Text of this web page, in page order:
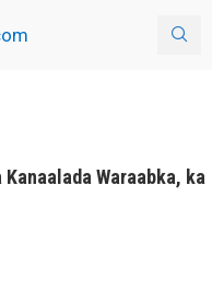
Waraabka, ka